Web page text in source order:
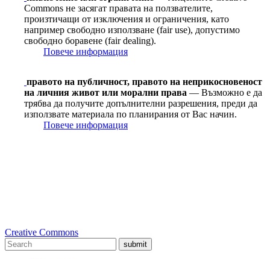
Commons не засягат правата на ползвателите,
произтичащи от изключения и ограничения, като
например свободно използване (fair use), допустимо
свободно боравене (fair dealing).
Повече информация
правото на публичност, правото на неприкосновеност
на личния живот или морални права — Възможно е да
трябва да получите допълнителни разрешения, преди да
използвате материала по планирания от Вас начин.
Повече информация
Creative Commons
submit